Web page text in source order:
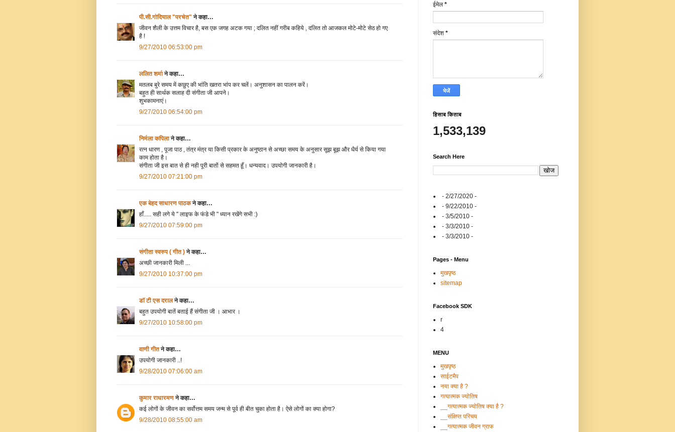
पी.सी.गोदियाल "परचेत" ने कहा…
जीवन शैली के उत्तम विचार है, बस एक जगह अटक गया ; दलित नहीं गरीब कहिये , दलित तो आजकल मोटे-मोटे सेठ हो गए
है !
9/27/2010 06:53:00 pm
ललित शर्माने कहा…
मतलब बुरे समय में कछुए की भांति खतरा भांप कर चलें। अनुशासन का पालन करें।
बहुत ही सार्थक सलाह दी संगीता जी आपने।
शुभकामनाएं।
9/27/2010 06:54:00 pm
निर्मला कपिलाने कहा…
रत्‍न धारण , पूजा पाठ , तंत्र मंत्र या किसी प्रकार के अनुष्‍ठान से अच्‍छा समय के अनुसार सूझ बूझ और धैर्य से किया गया
काम होता है।
संगीता जी इस बात से ही नही पूरी बातों से सहमत हूँ। धन्यवाद। उपयोगी जानकारी है।
9/27/2010 07:21:00 pm
एक बेहद साधारण पाठकने कहा…
हाँ..... सही लगे ये " लाइफ के फंडे भी " ध्यान रखेंगे सभी :)
9/27/2010 07:59:00 pm
संगीता स्वरुप ( गीत ) ने कहा…
अच्छी जानकारी मिली ...
9/27/2010 10:37:00 pm
डॉ टी एस दरालने कहा…
बहुत उपयोगी बातें बताई हैं संगीता जी । आभार ।
9/27/2010 10:58:00 pm
वाणी गीतने कहा…
उपयोगी जानकारी ..!
9/28/2010 07:06:00 am
कुमार राधारमण ने कहा…
कई लोगों के जीवन का सर्वोत्तम समय जन्म से पूर्व ही बीत चुका होता है। ऐसे लोगों का क्या होगा?
9/28/2010 08:55:00 am
ईमेल *
संदेश *
हिसाब किताब
1,533,139
Search Here
- 2/27/2020 -
- 9/22/2010 -
- 3/5/2010 -
- 3/3/2010 -
- 3/3/2010 -
Pages - Menu
मुखपृष्ठ
sitemap
Facebook SDK
r
4
MENU
मुखपृष्ठ
साईटमैप
नया क्या है ?
गत्यात्मक ज्योतिष
__गत्यात्मक ज्योतिष क्या है ?
__संक्षिप्त परिचय
__गत्यात्मक जीवन ग्राफ